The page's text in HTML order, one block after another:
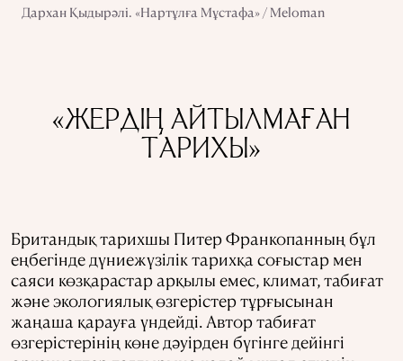
Дархан Қыдырәлі. «Нартұлға Мұстафа» / Meloman
«ЖЕРДІҢ АЙТЫЛМАҒАН
ТАРИХЫ»
Британдық тарихшы Питер Франкопанның бұл
еңбегінде дүниежүзілік тарихқа соғыстар мен
саяси көзқарастар арқылы емес, климат, табиғат
және экологиялық өзгерістер тұрғысынан
жаңаша қарауға үндейді. Автор табиғат
өзгерістерінің көне дәуірден бүгінге дейінгі